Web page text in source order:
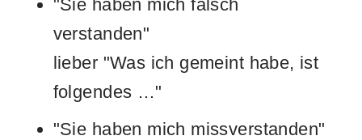
"Sie haben mich falsch
verstanden"
lieber "Was ich gemeint habe, ist
folgendes …"
"Sie haben mich missverstanden"